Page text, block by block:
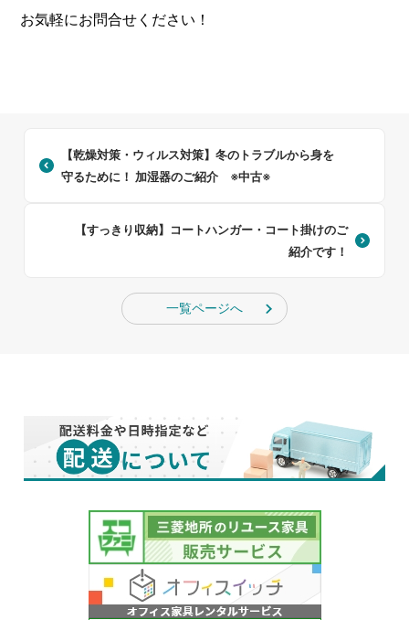
お気軽にお問合せください！
【乾燥対策・ウィルス対策】冬のトラブルから身を
守るために！ 加湿器のご紹介 ※中古※
【すっきり収納】コートハンガー・コート掛けのご
紹介です！
一覧ページへ